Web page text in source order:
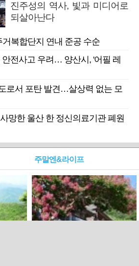
진주성의 역사, 빛과 미디어로
되살아난다
거복합단지 연내 준공 수순
전사고 우려… 양산시, '어필 레
로서 포탄 발견…살상력 없는 모
망한 울산 한 정신의료기관 폐원
주말엔&라이프